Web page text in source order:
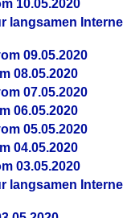
10.05.2020
langsamen
09.05.2020
08.05.2020
07.05.2020
06.05.2020
05.05.2020
04.05.2020
03.05.2020
langsamen